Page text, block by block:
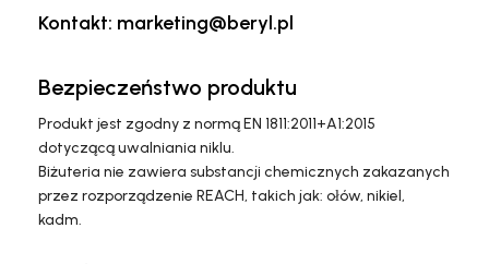
Kontakt: marketing@beryl.pl
Bezpieczeństwo produktu
Produkt jest zgodny z normą EN 1811:2011+A1:2015
dotyczącą uwalniania niklu.
Biżuteria nie zawiera substancji chemicznych zakazanych
przez rozporządzenie REACH, takich jak: ołów, nikiel,
kadm.